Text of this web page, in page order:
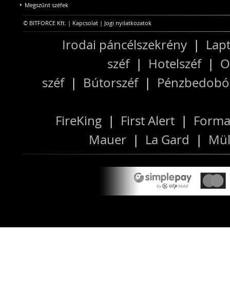
Megszűnt széfek
© BITFORCE Kft. | Kapcsolat | Jogi nyilatkozatok
Irodai páncélszekrény |
széf| Hotelszéf|
széf| Bútorszéf|
FireKing | First Alert |
Mauer | La Gard |